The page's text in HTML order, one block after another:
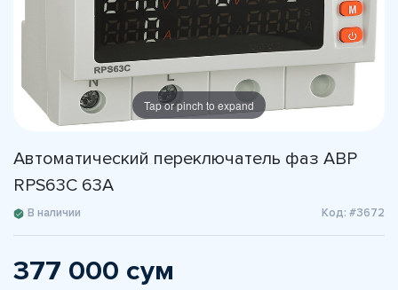
Tap or pinch to expand
Автоматический переключатель фаз АВР
RPS63C 63A
В наличии Код: #3672
377 000 сум